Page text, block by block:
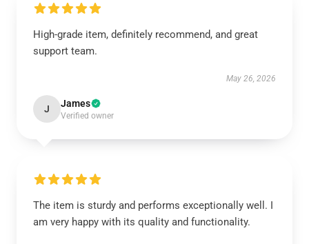
High-grade item, definitely recommend, and great
support team.
May 26, 2026
J James
Verified owner
The item is sturdy and performs exceptionally well. I
am very happy with its quality and functionality.